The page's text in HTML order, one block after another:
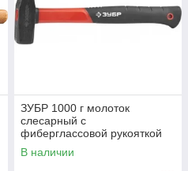
ЗУБР 1000 г молоток
слесарный с
фиберглассовой рукояткой
В наличии